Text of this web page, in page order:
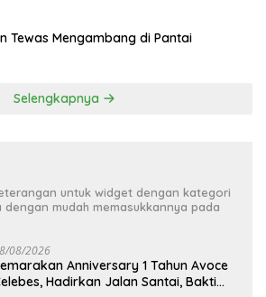
Tewas Mengambang di Pantai
Selengkapnya
untuk widget dengan kategori
mudah memasukkannya pada
08/2026
Anniversary 1 Tahun Avoce
Hadirkan Jalan Santai, Bakti